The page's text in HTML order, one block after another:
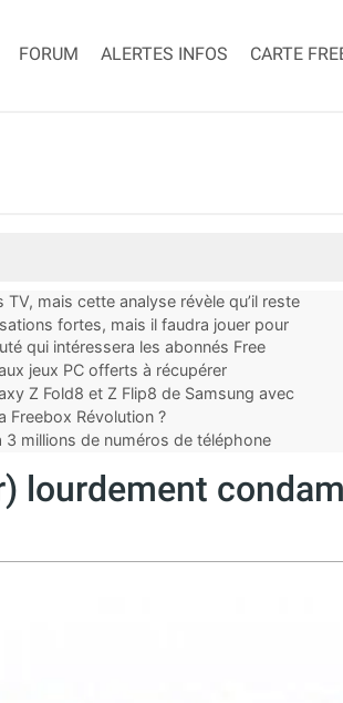
FORUM ALERTES INFOS CARTE
mais cette analyse révèle qu’il reste
fortes, mais il faudra jouer pour
qui intéressera les abonnés Free
jeux PC offerts à récupérer
Z Fold8 et Z Flip8 de Samsung avec
Freebox Révolution ?
3 millions de numéros de téléphone
lourdement